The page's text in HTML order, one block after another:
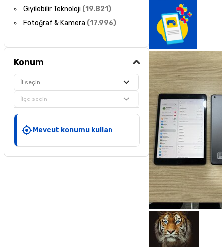
Giyilebilir Teknoloji (19.821)
Fotoğraf & Kamera (17.996)
Konum
İl seçin
İlçe seçin
Mevcut konumu kullan